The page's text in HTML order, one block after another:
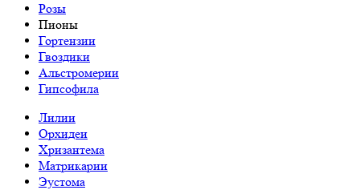
Розы
Пионы
Гортензии
Гвоздики
Альстромерии
Гипсофила
Лилии
Орхидеи
Хризантема
Матрикарии
Эустома